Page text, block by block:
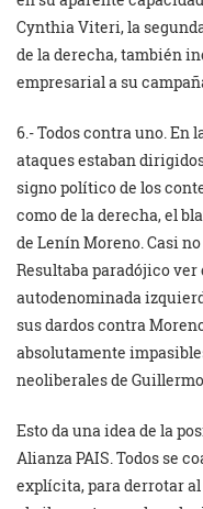
Cynthia Viteri, la
de la derecha, también
empresarial a su
6.- Todos contra uno. En
ataques estaban
signo político de los
como de la derecha, el
de Lenín Moreno. Casi
Resultaba paradójico ver
autodenominada
sus dardos contra
absolutamente
neoliberales de
Esto da una idea de la
Alianza PAIS. Todos se
explícita, para derrotar